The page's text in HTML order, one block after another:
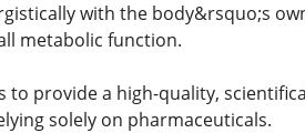
with the body&rsquo;s
metabolic function.
to provide a high-quality,
solely on pharmaceuticals.